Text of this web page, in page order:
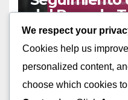
del Pase de
Destiny 2:
progreso,
comunitarias
13/03/2026
We respect your
Cookies help us
personalized content,
choose which cookies